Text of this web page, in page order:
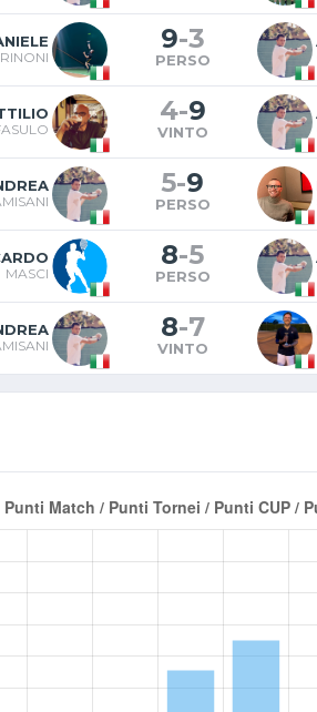
9-3
PERSO
4-9
VINTO
5-9
PERSO
MASCI
8-5
PERSO
8-7
VINTO